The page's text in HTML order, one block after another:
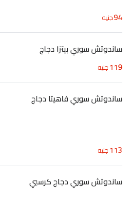
94جنيه
ساندوتش سوري بيتزا دجاج
119جنيه
ساندوتش سوري فاهيتا دجاج
113جنيه
ساندوتش سوري دجاج كرسبي